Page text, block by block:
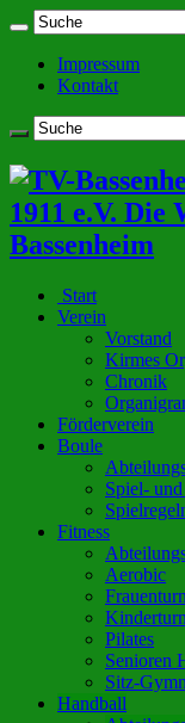
Impressum
Kontakt
1911 e.V. Die
Bassenheim
Start
Verein
Vorstand
Kirmes
Chronik
Förderverein
Boule
Spiel-
Fitness
Aerobic
Pilates
Senioren
Sitz-
Handball